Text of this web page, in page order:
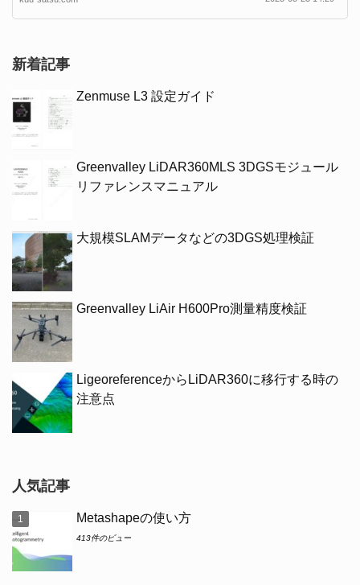
新着記事
Zenmuse L3 設定ガイド
Greenvalley LiDAR360MLS 3DGSモジュール
リファレンスマニュアル
大規模SLAMデータなどの3DGS処理検証
Greenvalley LiAir H600Pro測量精度検証
LigeoreferenceからLiDAR360に移行する時の
注意点
人気記事
Metashapeの使い方
413件のビュー